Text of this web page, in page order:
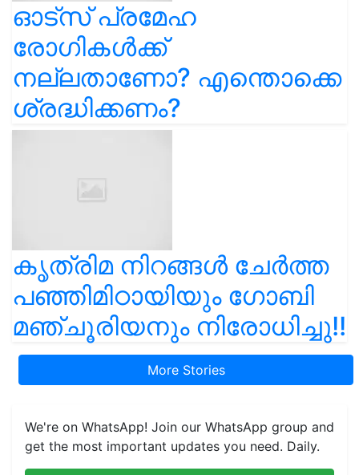
ഓട്സ് പ്രമേഹ
രോഗികൾക്ക്
നല്ലതാണോ? എന്തൊക്കെ
ശ്രദ്ധിക്കണം?
കൃത്രിമ നിറങ്ങൾ ചേർത്ത
പഞ്ഞിമിഠായിയും ഗോബി
മഞ്ചൂരിയനും നിരോധിച്ചു!!
More Stories
We're on WhatsApp! Join our WhatsApp group and
get the most important updates you need. Daily.